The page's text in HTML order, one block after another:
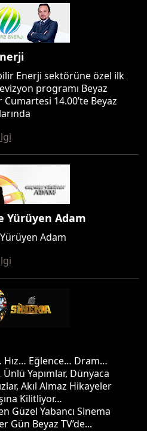
Enerji sektörüne özel ilk
programı Beyaz
Cumartesi 14.00’te Beyaz
Yürüyen Adam
Adam
Hız… Eğlence… Dram…
Yapımlar, Dünyaca
Akıl Almaz Hikayeler
Kilitliyor…
Güzel Yabancı Sinema
Gün Beyaz TV’de...